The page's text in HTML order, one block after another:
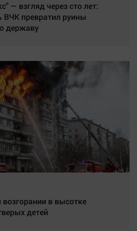
— взгляд через сто лет:
ВЧК превратил руины
державу
в высотке
детей